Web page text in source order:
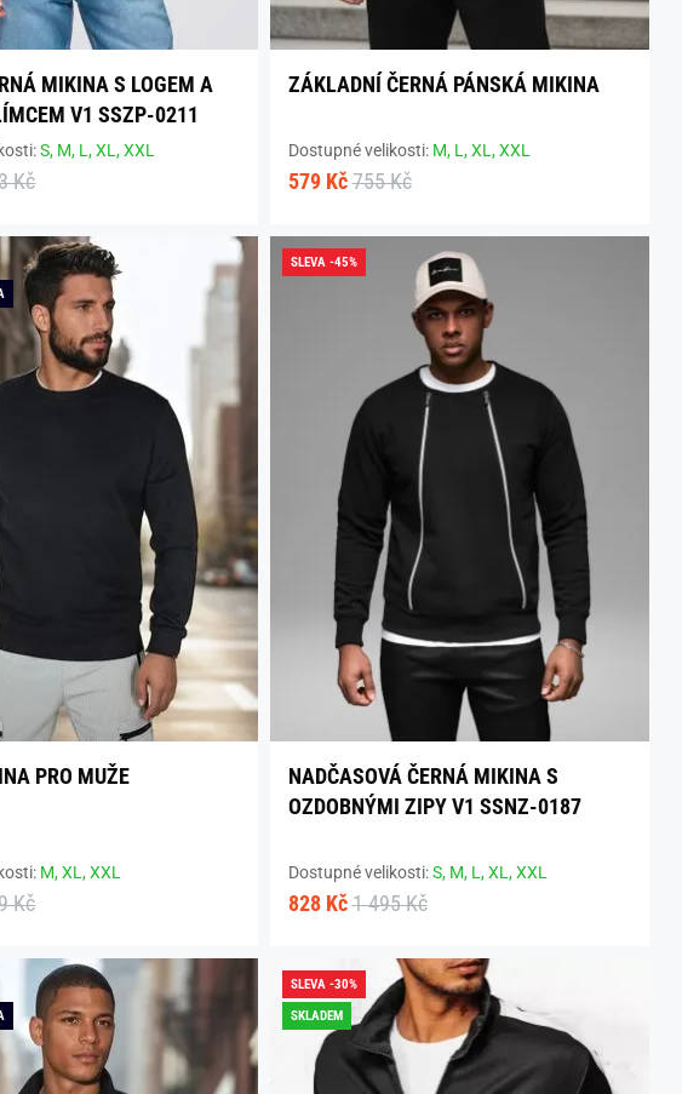
MIKINA S LOGEM A
V1 SSZP-0211
S, M, L,XL,XXL
Kč
ZÁKLADNÍ ČERNÁ PÁNSKÁ MIKINA
Dostupné velikosti: M, L,XL,XXL
579 Kč 755 Kč
PRO MUŽE
M,XL,XXL
Kč
SLEVA -45%
NADČASOVÁ ČERNÁ MIKINA S
OZDOBNÝMI ZIPY V1 SSNZ-0187
Dostupné velikosti:S, M, L,XL,XXL
828 Kč 1 495 Kč
SLEVA -30%
SKLADEM